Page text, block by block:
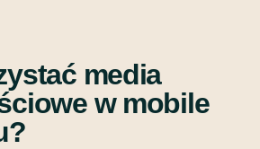
media
w mobile